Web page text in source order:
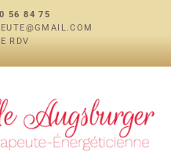
56 84 75
RDV